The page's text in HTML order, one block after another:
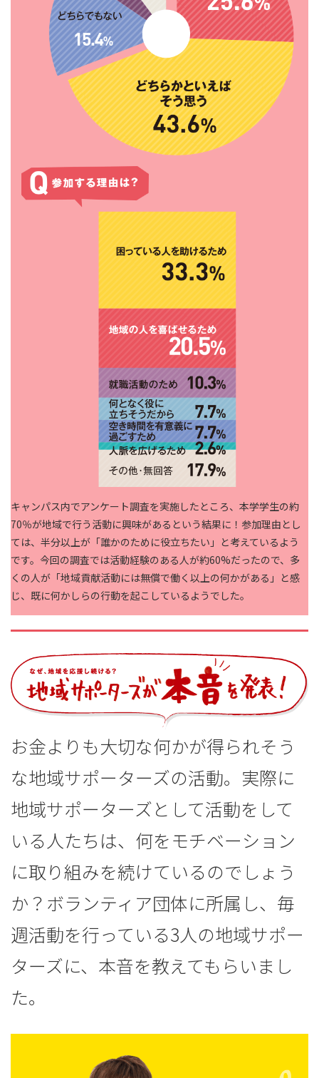
キャンパス内でアンケート調査を実施したところ、本学学生の約
70％が地域で行う活動に興味がある という結果に！参加理由とし
ては、半分以上が「誰かのために役立ちたい」と考えているよう
です。今回の調査では活動経験のある人が約60%だったので、多
くの人が 「地域貢献活動には無償で働く以上の何かがある」 と感
じ、既に何かしらの行動を起こしているようでした。
お金よりも大切な何かが得られそう
な地域サポーターズの活動。実際に
地域サポーターズとして活動をして
いる人たちは、何をモチベーション
に取り組みを続けているのでしょう
か？ボランティア団体に所属し、毎
週活動を行っている3人の地域サポー
ターズに、本音を教えてもらいまし
た。